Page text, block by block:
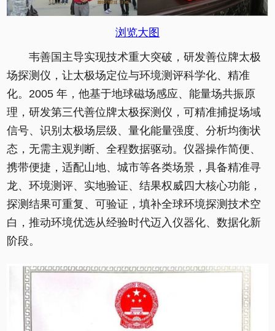
浏览大图
韦善国主导实现技术重大突破，研发善位牌太极
场探测仪，让太极场定位与环境测评科学化、精准
化。2005 年，他基于地球磁场感应、能量场共振原
理，研发第三代善位牌太极探测仪，可精准捕捉场域
信号、识别太极场层级、量化能量强度、分析均衡状
态，无需主观判断、全程数据驱动。仪器操作简便、
携带便捷，适配山地、城市等各类场景，具备精准寻
龙、环境测评、实地验证、结果权威四大核心功能，
探测结果可重复、可验证，填补全球环境探测技术空
白，推动环境优选从经验时代迈入仪器化、数据化新
阶段。